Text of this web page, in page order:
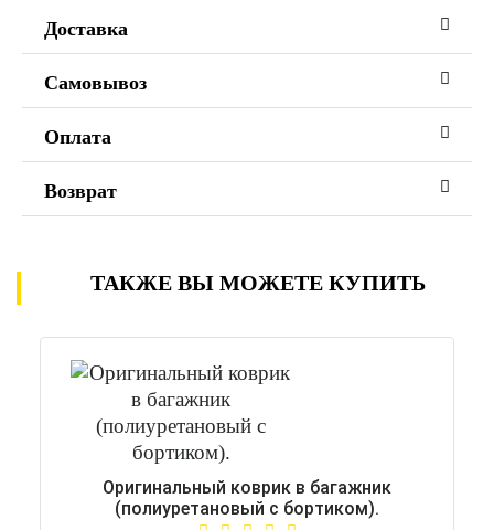
Доставка
Самовывоз
Оплата
Возврат
ТАКЖЕ ВЫ МОЖЕТЕ КУПИТЬ
Оригинальный коврик в багажник
(полиуретановый с бортиком).